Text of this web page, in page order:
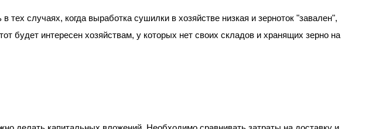
случаях, когда выработка сушилки в хозяйстве низкая и зерноток "завален",
будет интересен хозяйствам, у которых нет своих складов и хранящих зерно на